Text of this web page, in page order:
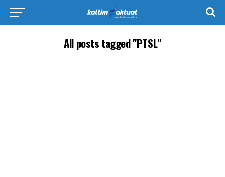
All posts tagged "PTSL"